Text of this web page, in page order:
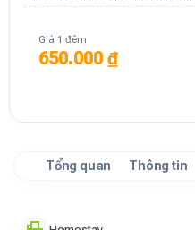
Giá 1 đêm
650.000 ₫
Tổng quan Thông tin